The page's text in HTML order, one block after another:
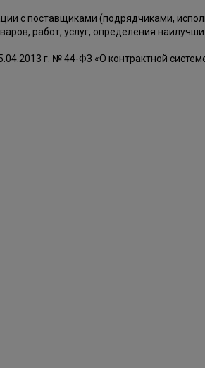
с поставщиками (подрядчиками,
работ, услуг, определения
г. № 44-ФЗ «О контрактной